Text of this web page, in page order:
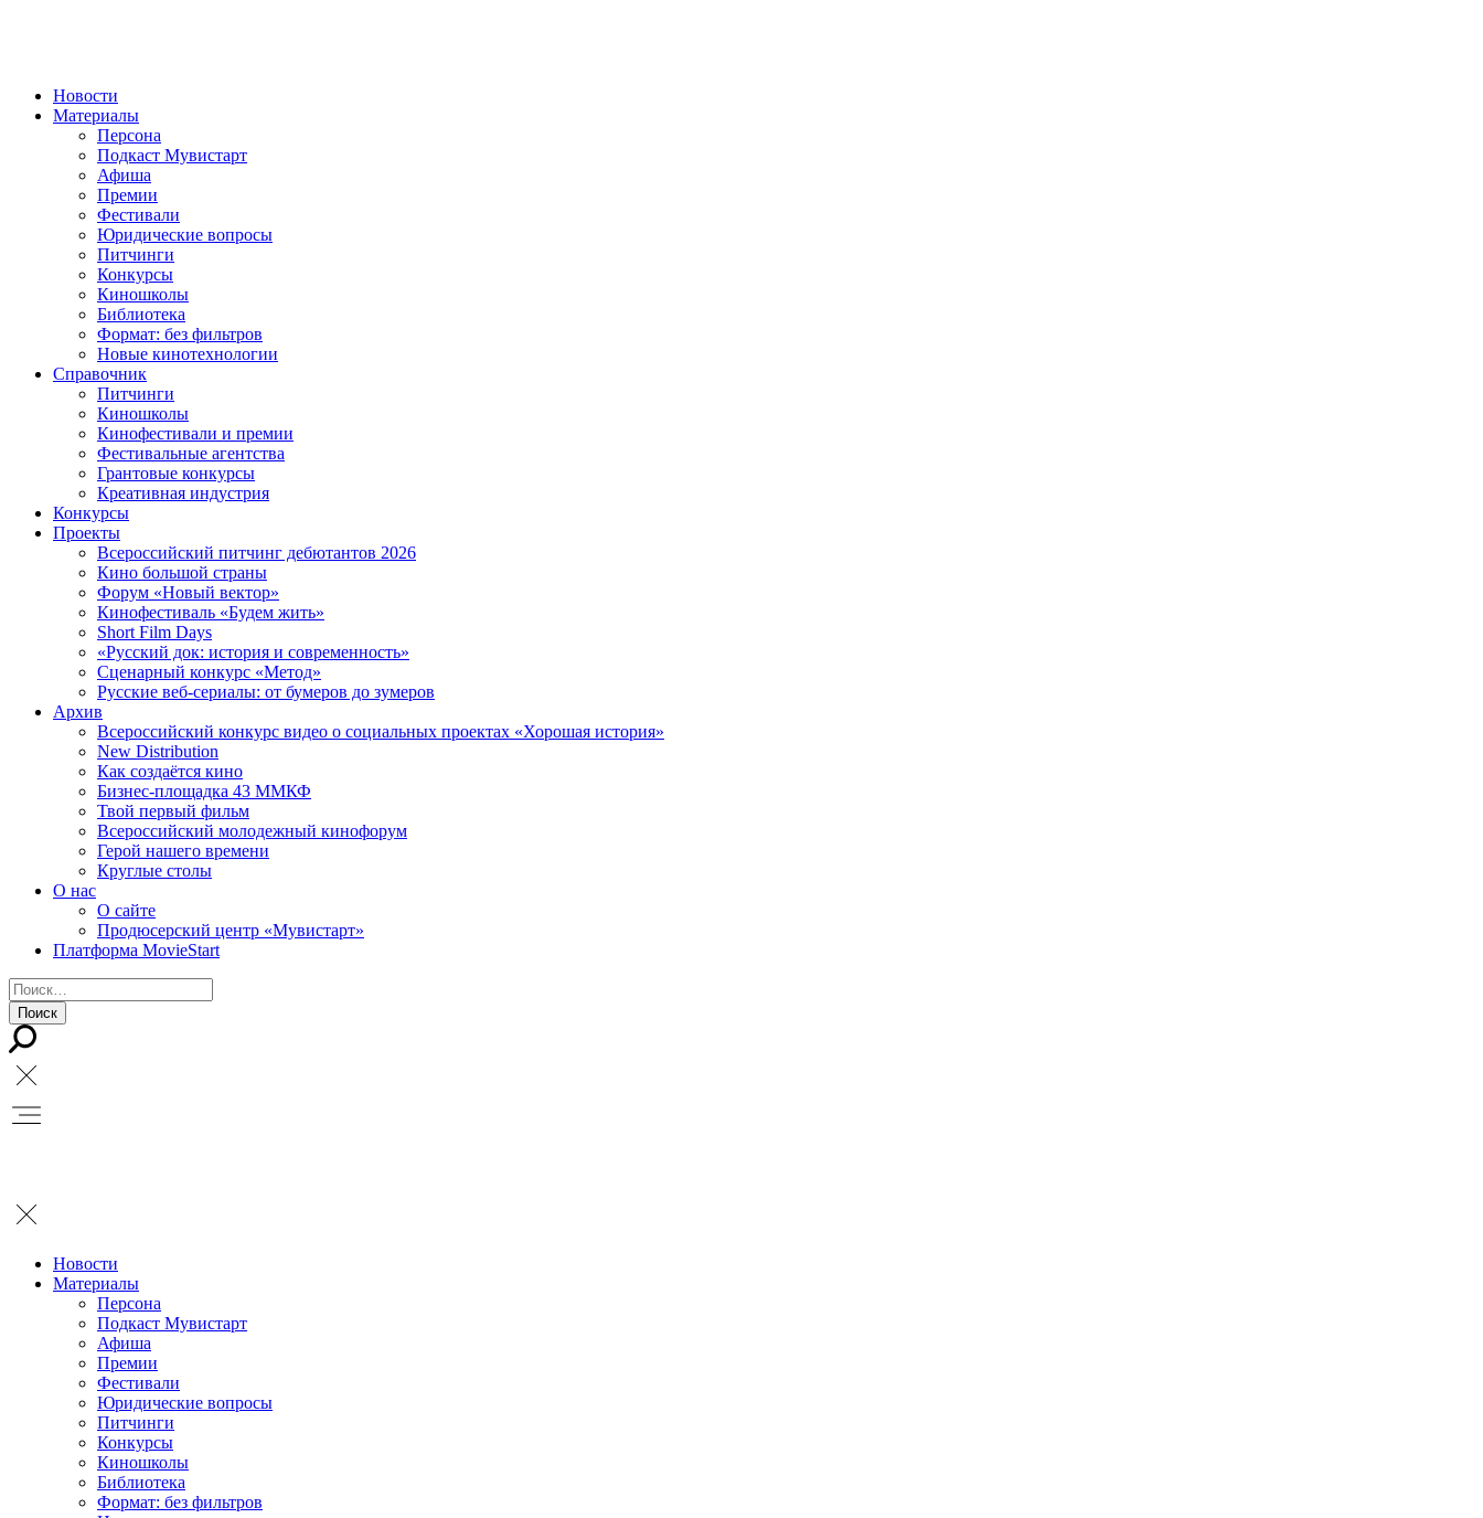
Новости
Материалы
Персона
Подкаст Мувистарт
Афиша
Премии
Фестивали
Юридические вопросы
Питчинги
Конкурсы
Киношколы
Библиотека
Формат: без фильтров
Новые кинотехнологии
Справочник
Питчинги
Киношколы
Кинофестивали и премии
Фестивальные агентства
Грантовые конкурсы
Креативная индустрия
Конкурсы
Проекты
Всероссийский питчинг дебютантов 2026
Кино большой страны
Форум «Новый вектор»
Кинофестиваль «Будем жить»
Short Film Days
«Русский док: история и современность»
Сценарный конкурс «Метод»
Русские веб-сериалы: от бумеров до зумеров
Архив
Всероссийский конкурс видео о социальных проектах «Хорошая история»
New Distribution
Как создаётся кино
Бизнес-площадка 43 ММКФ
Твой первый фильм
Всероссийский молодежный кинофорум
Герой нашего времени
Круглые столы
О нас
О сайте
Продюсерский центр «Мувистарт»
Платформа MovieStart
Новости
Материалы
Персона
Подкаст Мувистарт
Афиша
Премии
Фестивали
Юридические вопросы
Питчинги
Конкурсы
Киношколы
Библиотека
Формат: без фильтров